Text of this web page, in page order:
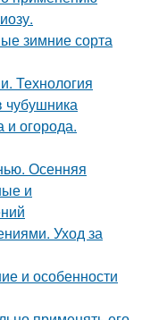
зимние сорта
Технология
чубушника
и огорода.
Осенняя
и
Уход за
и особенности